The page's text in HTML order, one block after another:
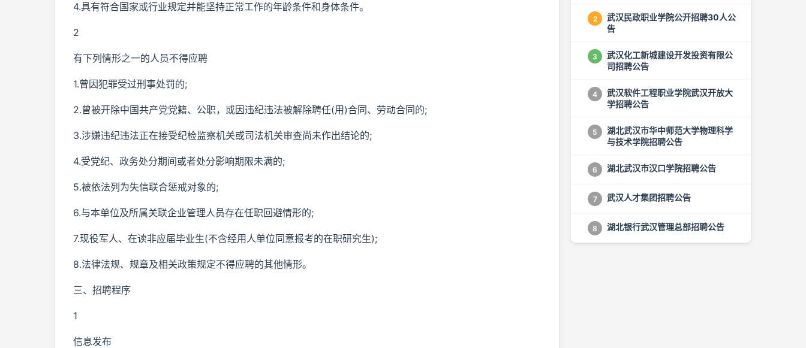
4.具有符合国家或行业规定并能坚持正常工作的年龄条件和身体条件。
2
有下列情形之一的人员不得应聘
1.曾因犯罪受过刑事处罚的;
2.曾被开除中国共产党党籍、公职，或因违纪违法被解除聘任(用)合同、劳动合同的;
3.涉嫌违纪违法正在接受纪检监察机关或司法机关审查尚未作出结论的;
4.受党纪、政务处分期间或者处分影响期限未满的;
5.被依法列为失信联合惩戒对象的;
6.与本单位及所属关联企业管理人员存在任职回避情形的;
7.现役军人、在读非应届毕业生(不含经用人单位同意报考的在职研究生);
8.法律法规、规章及相关政策规定不得应聘的其他情形。
三、招聘程序
1
信息发布
2
武汉民政职业学院公开招聘30人公
告
3
武汉化工新城建设开发投资有限公
司招聘公告
4
武汉软件工程职业学院武汉开放大
学招聘公告
5
湖北武汉市华中师范大学物理科学
与技术学院招聘公告
6 湖北武汉市汉口学院招聘公告
7 武汉人才集团招聘公告
8 湖北银行武汉管理总部招聘公告